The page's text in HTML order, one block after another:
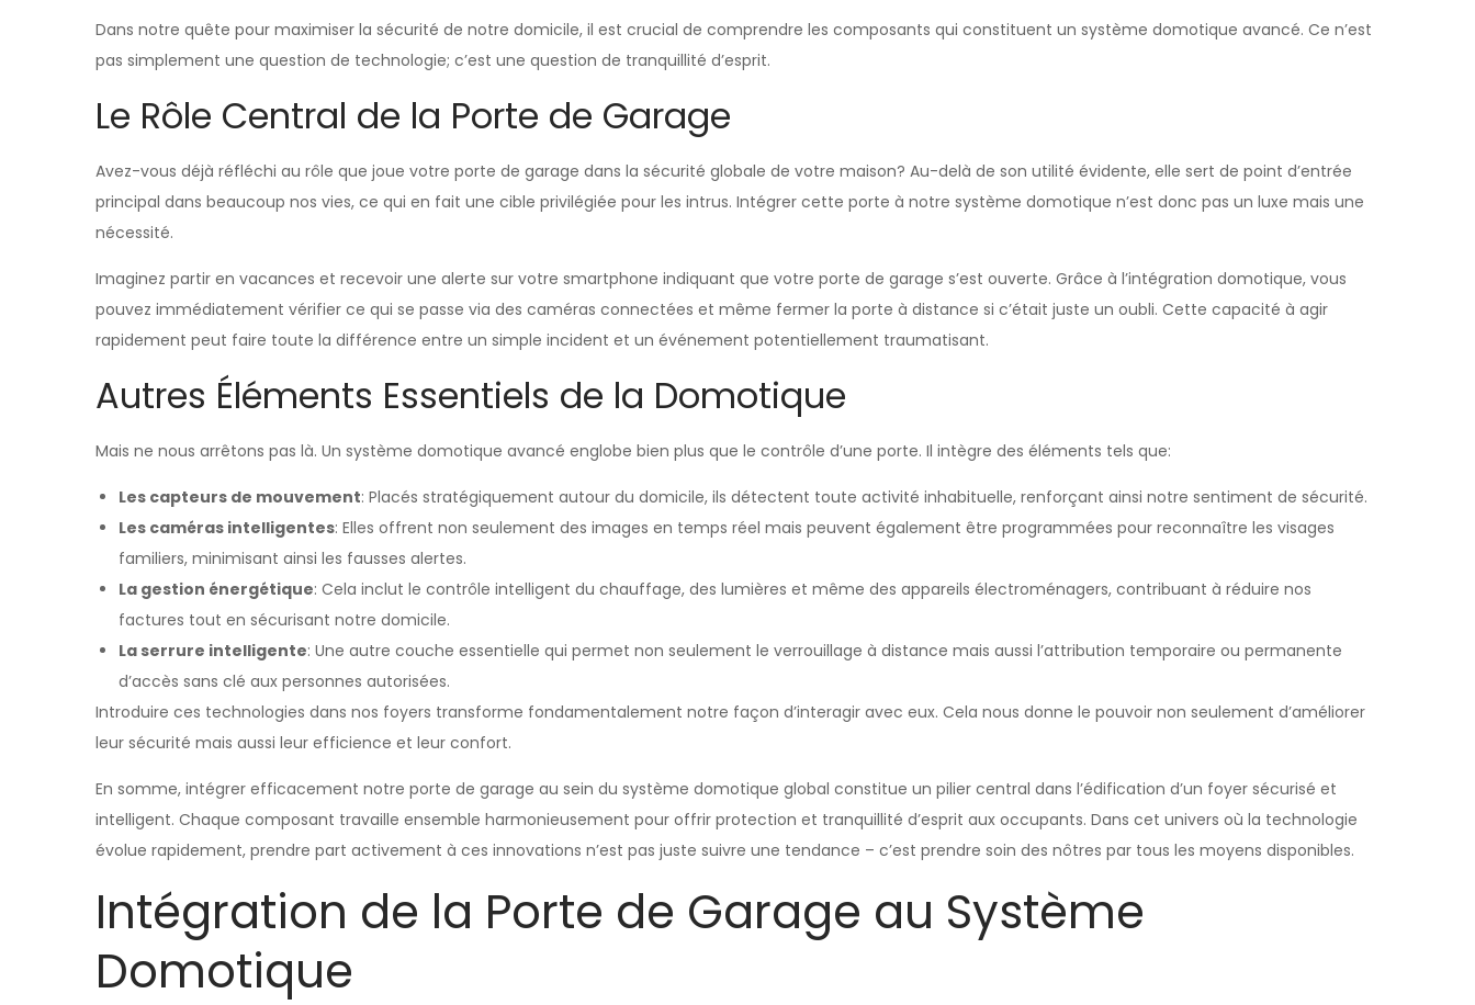
Dans notre quête pour maximiser la sécurité de notre domicile, il est crucial de comprendre les composants qui constituent un système domotique avancé. Ce n’est
pas simplement une question de technologie; c’est une question de tranquillité d’esprit.
Le Rôle Central de la Porte de Garage
Avez-vous déjà réfléchi au rôle que joue votre porte de garage dans la sécurité globale de votre maison? Au-delà de son utilité évidente, elle sert de point d’entrée
principal dans beaucoup nos vies, ce qui en fait une cible privilégiée pour les intrus. Intégrer cette porte à notre système domotique n’est donc pas un luxe mais une
nécessité.
Imaginez partir en vacances et recevoir une alerte sur votre smartphone indiquant que votre porte de garage s’est ouverte. Grâce à l’intégration domotique, vous
pouvez immédiatement vérifier ce qui se passe via des caméras connectées et même fermer la porte à distance si c’était juste un oubli. Cette capacité à agir
rapidement peut faire toute la différence entre un simple incident et un événement potentiellement traumatisant.
Autres Éléments Essentiels de la Domotique
Mais ne nous arrêtons pas là. Un système domotique avancé englobe bien plus que le contrôle d’une porte. Il intègre des éléments tels que:
Les capteurs de mouvement: Placés stratégiquement autour du domicile, ils détectent toute activité inhabituelle, renforçant ainsi notre sentiment de sécurité.
Les caméras intelligentes: Elles offrent non seulement des images en temps réel mais peuvent également être programmées pour reconnaître les visages
familiers, minimisant ainsi les fausses alertes.
La gestion énergétique: Cela inclut le contrôle intelligent du chauffage, des lumières et même des appareils électroménagers, contribuant à réduire nos
factures tout en sécurisant notre domicile.
La serrure intelligente: Une autre couche essentielle qui permet non seulement le verrouillage à distance mais aussi l’attribution temporaire ou permanente
d’accès sans clé aux personnes autorisées.
Introduire ces technologies dans nos foyers transforme fondamentalement notre façon d’interagir avec eux. Cela nous donne le pouvoir non seulement d’améliorer
leur sécurité mais aussi leur efficience et leur confort.
En somme, intégrer efficacement notre porte de garage au sein du système domotique global constitue un pilier central dans l’édification d’un foyer sécurisé et
intelligent. Chaque composant travaille ensemble harmonieusement pour offrir protection et tranquillité d’esprit aux occupants. Dans cet univers où la technologie
évolue rapidement, prendre part activement à ces innovations n’est pas juste suivre une tendance – c’est prendre soin des nôtres par tous les moyens disponibles.
Intégration de la Porte de Garage au Système
Domotique